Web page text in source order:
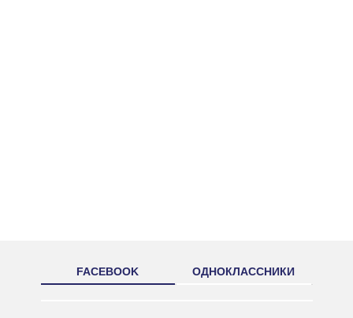
FACEBOOK ОДНОКЛАССНИКИ